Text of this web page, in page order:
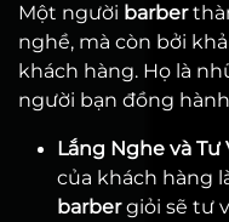
Một người barber
nghề, mà còn bởi
khách hàng. Họ là
người bạn đồng
Lắng Nghe và Tư
của khách hàng
barbergiỏi sẽ tư